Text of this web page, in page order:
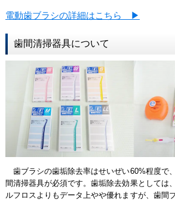
電動歯ブラシの詳細はこちら ▶
歯間清掃器具について
歯ブラシの歯垢除去率はせいぜい60%程度で
間清掃器具が必須です。歯垢除去効果としては
ルフロスよりもデータ上やや優れますが、歯間